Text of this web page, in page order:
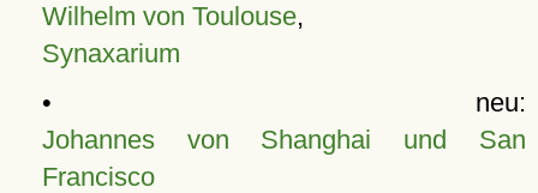
Wilhelm von Toulouse,
Synaxarium
• neu:
Johannes von Shanghai und San
Francisco